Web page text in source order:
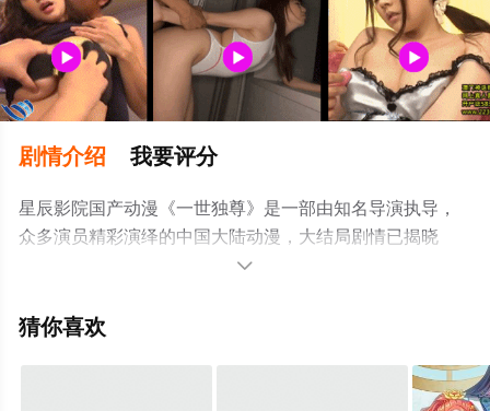
剧情介绍 我要评分
星辰影院国产动漫《一世独尊》是一部由知名导演执导，
众多演员精彩演绎的中国大陆动漫，大结局剧情已揭晓
（全165集），手机免费观看高清未删减完整版动漫全集就
或剧情网等平台了解。

猜你喜欢